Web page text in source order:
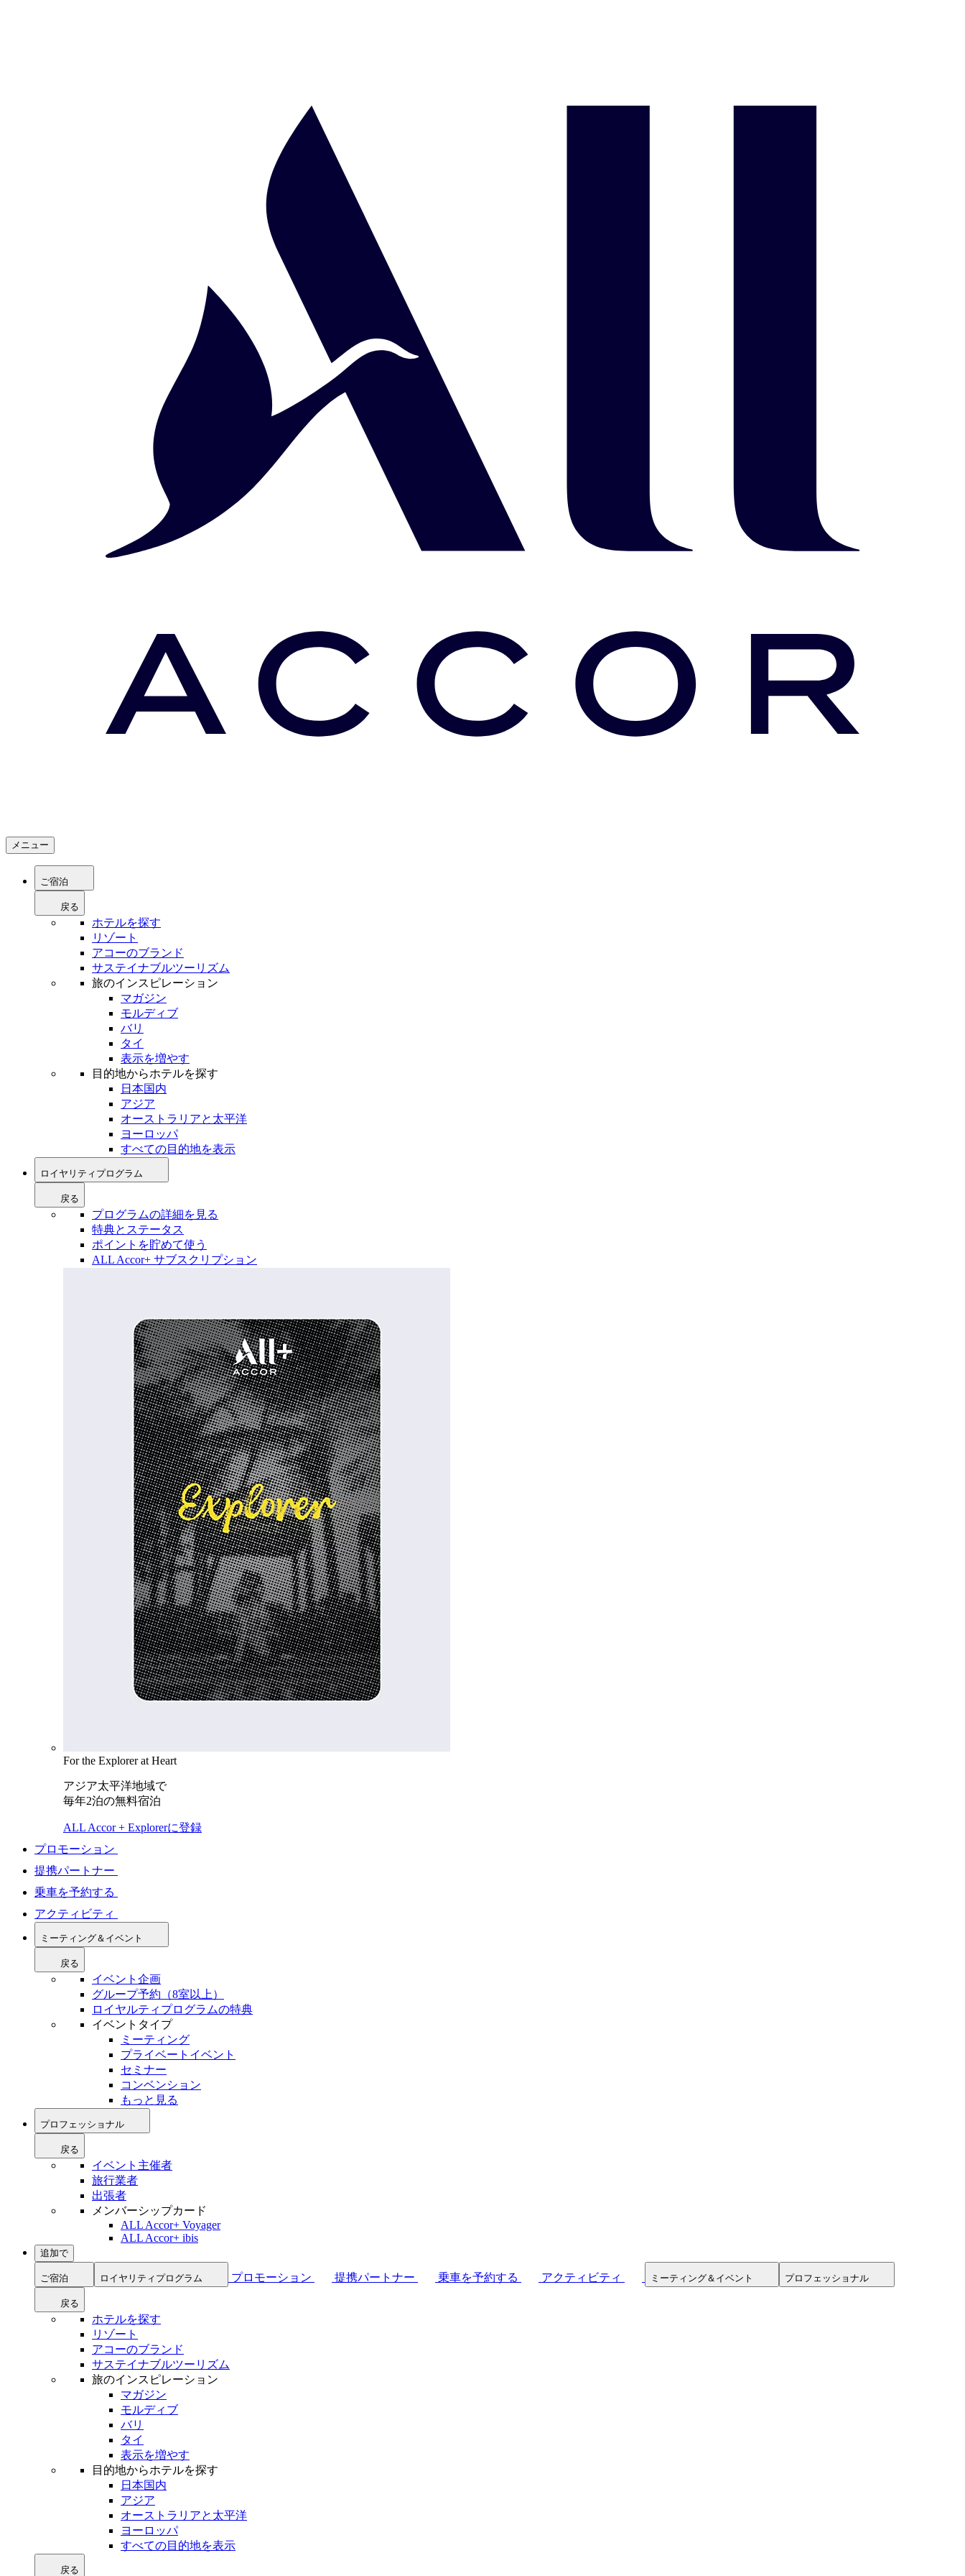
メニュー
ご宿泊
戻る
ホテルを探す
リゾート
アコーのブランド
サステイナブルツーリズム
旅のインスピレーション
マガジン
モルディブ
バリ
タイ
表示を増やす
目的地からホテルを探す
日本国内
アジア
オーストラリアと太平洋
ヨーロッパ
すべての目的地を表示
ロイヤリティプログラム
戻る
プログラムの詳細を見る
特典とステータス
ポイントを貯めて使う
ALL Accor+ サブスクリプション
For the Explorer at Heart
アジア太平洋地域で
毎年2泊の無料宿泊
ALL Accor + Explorerに登録
プロモーション
提携パートナー
乗車を予約する
アクティビティ
ミーティング＆イベント
戻る
イベント企画
グループ予約（8室以上）
ロイヤルティプログラムの特典
イベントタイプ
ミーティング
プライベートイベント
セミナー
コンベンション
もっと見る
プロフェッショナル
戻る
イベント主催者
旅行業者
出張者
メンバーシップカード
ALL Accor+ Voyager
ALL Accor+ ibis
追加で
ご宿泊 ロイヤリティプログラム プロモーション 提携パートナー 乗車を予約する アクティビティ ミーティング＆イベント プロフェッショナル
戻る
ホテルを探す
リゾート
アコーのブランド
サステイナブルツーリズム
旅のインスピレーション
マガジン
モルディブ
バリ
タイ
表示を増やす
目的地からホテルを探す
日本国内
アジア
オーストラリアと太平洋
ヨーロッパ
すべての目的地を表示
戻る